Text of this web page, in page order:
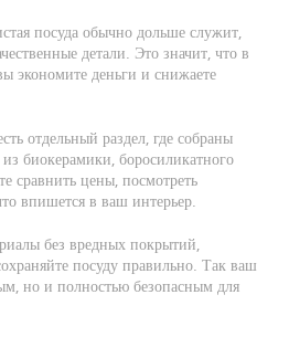
посуда обычно дольше служит,
детали. Это значит, что в
экономите деньги и снижаете
отдельный раздел, где собраны
биокерамики, боросиликатного
сравнить цены, посмотреть
впишется в ваш интерьер.
без вредных покрытий,
посуду правильно. Так ваш
но и полностью безопасным для